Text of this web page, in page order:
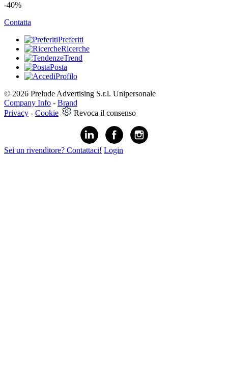
-40%
Contatta
Preferiti
Ricerche
Trend
Posta
Profilo
© 2026 Prelude Advertising S.r.l. Unipersonale
Company Info - Brand
Privacy - Cookie Revoca il consenso
Sei un rivenditore? Contattaci! Login